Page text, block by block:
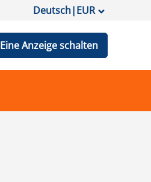
Deutsch|EUR
Eine Anzeige schalten